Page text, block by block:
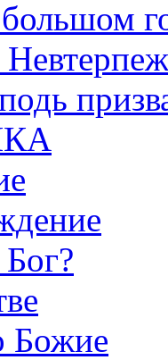
Божие